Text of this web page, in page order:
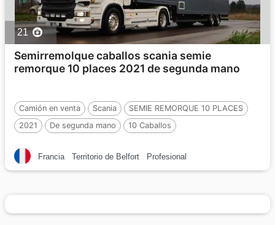
21
Semirremolque caballos scania semie
remorque 10 places 2021 de segunda mano
Camión en venta Scania
SEMIE REMORQUE 10 PLACES
2021
De segunda mano 10 Caballos
Francia Territorio de Belfort Profesional